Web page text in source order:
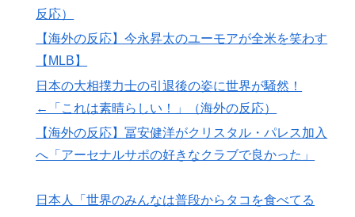
▶ ワイ「飯食う前にうんちしたろ！（ﾌﾞﾘｯw）」
▶ 韓国人「世界で最も有名な日本人は誰なのか？」→「想
像以上に意見が割れてしまう‥」
▶
海外の反応：熊本の病院で手術中に熊本地震が発生、大
揺れの中でも患者を守った医師たちの対応ぶりに海外大
絶賛
反応）
【海外の反応】今永昇太のユーモアが全米を笑わす
【MLB】
日本の大相撲力士の引退後の姿に世界が騒然！
←「これは素晴らしい！」（海外の反応）
【海外の反応】冨安健洋がクリスタル・パレス加入
へ「アーセナルサポの好きなクラブで良かった」
日本人「世界のみんなは普段からタコを食べてる